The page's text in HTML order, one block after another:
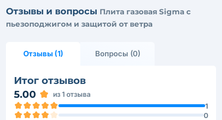
Отзывы и вопросы Плита газовая Sigma с
пьезоподжигом и защитой от ветра
Отзывы (1) Вопросы (0)
Итог отзывов
5.00
из 1 отзыва
1
0